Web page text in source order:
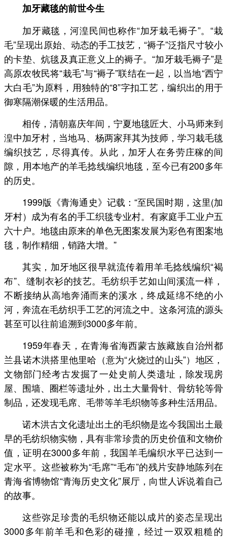
加牙藏毯的前世今生
加牙藏毯，河湟民间也称作“加牙栽毛褥子”。“栽
毛”呈现出原始、动态的手工技艺，“褥子”泛指尺寸较小
的卡垫、炕毯及真正意义上的褥子。“加牙栽毛褥子”是
高原农牧民将“栽毛”与“褥子”联结在一起，以当地“西宁
大白毛”为原料，用独特的“8”字扣工艺，编织出的用于
御寒隔潮保暖的生活用品。
相传，清朝嘉庆年间，宁夏地毯匠大、小马师来到
湟中加牙村，当地马、杨两家拜其为技师，学习栽毛毯
编织技艺，尽得真传。从此，加牙人在务劳庄稼的间
隙，用本地产的羊毛捻线编织地毯，至今已有200多年
的历史。
1999版《青海通史》记载：“至民国时期，这里(加
牙村）成为有名的手工织毯专业村。有家庭手工业户五
六十户。地毯由原来的单色无图案发展为彩色有图案地
毯，制作精细，销路大增。”
其实，加牙地区很早就流传着用羊毛捻线编织“褐
布”、缝制衣衫的技艺。毛纺织手艺如山间溪流一样，
不断接纳从高地奔涌而来的溪水，终成延绵不绝的小
河，奔流在毛纺织手工艺的河流之中。这条河流的源头
甚至可以往前追溯到3000多年前。
1959年春天，在青海省海西蒙古族藏族自治州都
兰县诺木洪搭里他里哈（意为“火烧过的山头”）地区，
文物部门经考古发掘了一处史前人类遗址，除发现房
屋、围墙、圈栏等遗址外，出土大量骨针、骨纺轮等骨
制品，还发现毛席、毛带等羊毛织物等多种生活用品。
诺木洪古文化遗址出土的毛织物是迄今我国出土最
早的毛纺织物实物，具有非常珍贵的历史价值和文物价
值，证明在3000多年前，我国羊毛编织水平已达到一
定水平。这些被称为“毛席”“毛布”的残片安静地陈列在
青海省博物馆“青海历史文化”展厅，向世人诉说着自己
的故事。
这些弥足珍贵的毛织物还能以成片的姿态呈现出
3000多年前羊毛和色彩的碰撞，经过一双双粗糙的